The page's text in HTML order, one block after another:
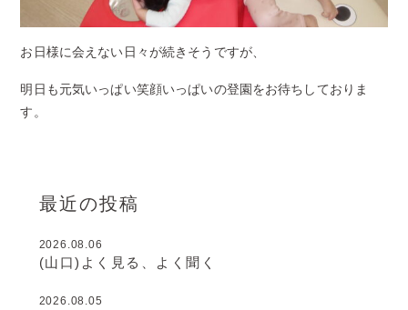
お日様に会えない日々が続きそうですが、
明日も元気いっぱい笑顔いっぱいの登園をお待ちしておりま
す。
最近の投稿
2026.08.06
(山口)よく見る、よく聞く
2026.08.05